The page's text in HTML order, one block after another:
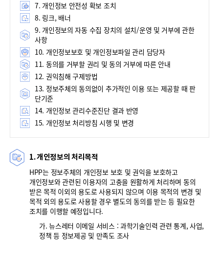
7. 개인정보 안전성 확보 조치
8. 링크, 배너
9. 개인정보의 자동 수집 장치의 설치/운영 및 거부에 관한
사항
10. 개인정보보호 및 개인정보파일 관리 담당자
11. 동의를 거부할 권리 및 동의 거부에 따른 안내
12. 권익침해 구제방법
13. 정보주체의 동의없이 추가적인 이용 또는 제공할 때 판
단기준
14. 개인정보 관리수준진단 결과 반영
15. 개인정보 처리방침 시행 및 변경
1. 개인정보의 처리목적
HPP는 정보주체의 개인정보 보호 및 권익을 보호하고
개인정보와 관련된 이용자의 고충을 원활하게 처리하며 동의
받은 목적 이외의 용도로 사용되지 않으며 이용 목적의 변경 및
목적 외의 용도로 사용할 경우 별도의 동의를 받는 등 필요한
조치를 이행할 예정입니다.
가. 뉴스레터 이메일 서비스 : 과학기술인력 관련 통계, 사업,
정책 등 정보제공 및 만족도 조사